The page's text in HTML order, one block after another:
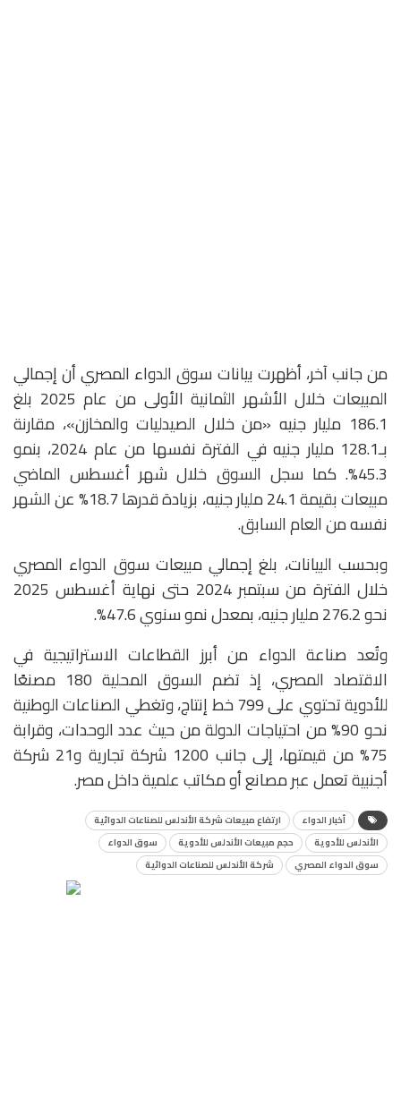
من جانب آخر، أظهرت بيانات سوق الدواء المصري أن إجمالي
المبيعات خلال الأشهر الثمانية الأولى من عام 2025 بلغ
186.1 مليار جنيه «من خلال الصيدليات والمخازن»، مقارنة
بـ128.1 مليار جنيه في الفترة نفسها من عام 2024، بنمو
45.3%. كما سجل السوق خلال شهر أغسطس الماضي
مبيعات بقيمة 24.1 مليار جنيه، بزيادة قدرها 18.7% عن الشهر
نفسه من العام السابق.
وبحسب البيانات، بلغ إجمالي مبيعات سوق الدواء المصري
خلال الفترة من سبتمبر 2024 حتى نهاية أغسطس 2025
نحو 276.2 مليار جنيه، بمعدل نمو سنوي 47.6%.
وتُعد صناعة الدواء من أبرز القطاعات الاستراتيجية في
الاقتصاد المصري، إذ تضم السوق المحلية 180 مصنعًا
للأدوية تحتوي على 799 خط إنتاج، وتغطي الصناعات الوطنية
نحو 90% من احتياجات الدولة من حيث عدد الوحدات، وقرابة
75% من قيمتها، إلى جانب 1200 شركة تجارية و21 شركة
أجنبية تعمل عبر مصانع أو مكاتب علمية داخل مصر.
أخبار الدواء
ارتفاع مبيعات شركة الأندلس للصناعات الدوائية
الأندلس للأدوية
حجم مبيعات الأندلس للأدوية
سوق الدواء
سوق الدواء المصري
شركة الأندلس للصناعات الدوائية